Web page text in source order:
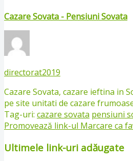
Cazare Sovata - Pensiuni Sovata
directorat2019
Cazare Sovata, cazare ieftina in
pe site unitati de cazare
Tag-uri: cazare sovata pensiuni
Promovează link-ul Marcare ca
Ultimele link-uri adăugate